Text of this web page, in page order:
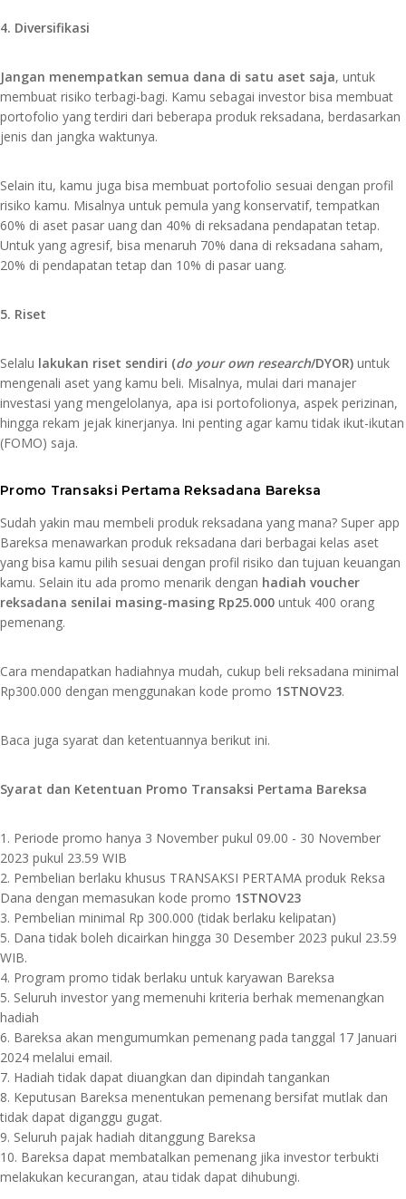
4. Diversifikasi
Jangan menempatkan semua dana di satu aset saja, untuk
membuat risiko terbagi-bagi. Kamu sebagai investor bisa membuat
portofolio yang terdiri dari beberapa produk reksadana, berdasarkan
jenis dan jangka waktunya.
Selain itu, kamu juga bisa membuat portofolio sesuai dengan profil
risiko kamu. Misalnya untuk pemula yang konservatif, tempatkan
60% di aset pasar uang dan 40% di reksadana pendapatan tetap.
Untuk yang agresif, bisa menaruh 70% dana di reksadana saham,
20% di pendapatan tetap dan 10% di pasar uang.
5. Riset
Selalu lakukan riset sendiri (do your own research/DYOR) untuk
mengenali aset yang kamu beli. Misalnya, mulai dari manajer
investasi yang mengelolanya, apa isi portofolionya, aspek perizinan,
hingga rekam jejak kinerjanya. Ini penting agar kamu tidak ikut-ikutan
(FOMO) saja.
Promo Transaksi Pertama Reksadana Bareksa
Sudah yakin mau membeli produk reksadana yang mana? Super app
Bareksa menawarkan produk reksadana dari berbagai kelas aset
yang bisa kamu pilih sesuai dengan profil risiko dan tujuan keuangan
kamu. Selain itu ada promo menarik dengan hadiah voucher
reksadana senilai masing-masing Rp25.000 untuk 400 orang
pemenang.
Cara mendapatkan hadiahnya mudah, cukup beli reksadana minimal
Rp300.000 dengan menggunakan kode promo 1STNOV23.
Baca juga syarat dan ketentuannya berikut ini.
Syarat dan Ketentuan Promo Transaksi Pertama Bareksa
1. Periode promo hanya 3 November pukul 09.00 - 30 November
2023 pukul 23.59 WIB
2. Pembelian berlaku khusus TRANSAKSI PERTAMA produk Reksa
Dana dengan memasukan kode promo 1STNOV23
3. Pembelian minimal Rp 300.000 (tidak berlaku kelipatan)
5. Dana tidak boleh dicairkan hingga 30 Desember 2023 pukul 23.59
WIB.
4. Program promo tidak berlaku untuk karyawan Bareksa
5. Seluruh investor yang memenuhi kriteria berhak memenangkan
hadiah
6. Bareksa akan mengumumkan pemenang pada tanggal 17 Januari
2024 melalui email.
7. Hadiah tidak dapat diuangkan dan dipindah tangankan
8. Keputusan Bareksa menentukan pemenang bersifat mutlak dan
tidak dapat diganggu gugat.
9. Seluruh pajak hadiah ditanggung Bareksa
10. Bareksa dapat membatalkan pemenang jika investor terbukti
melakukan kecurangan, atau tidak dapat dihubungi.